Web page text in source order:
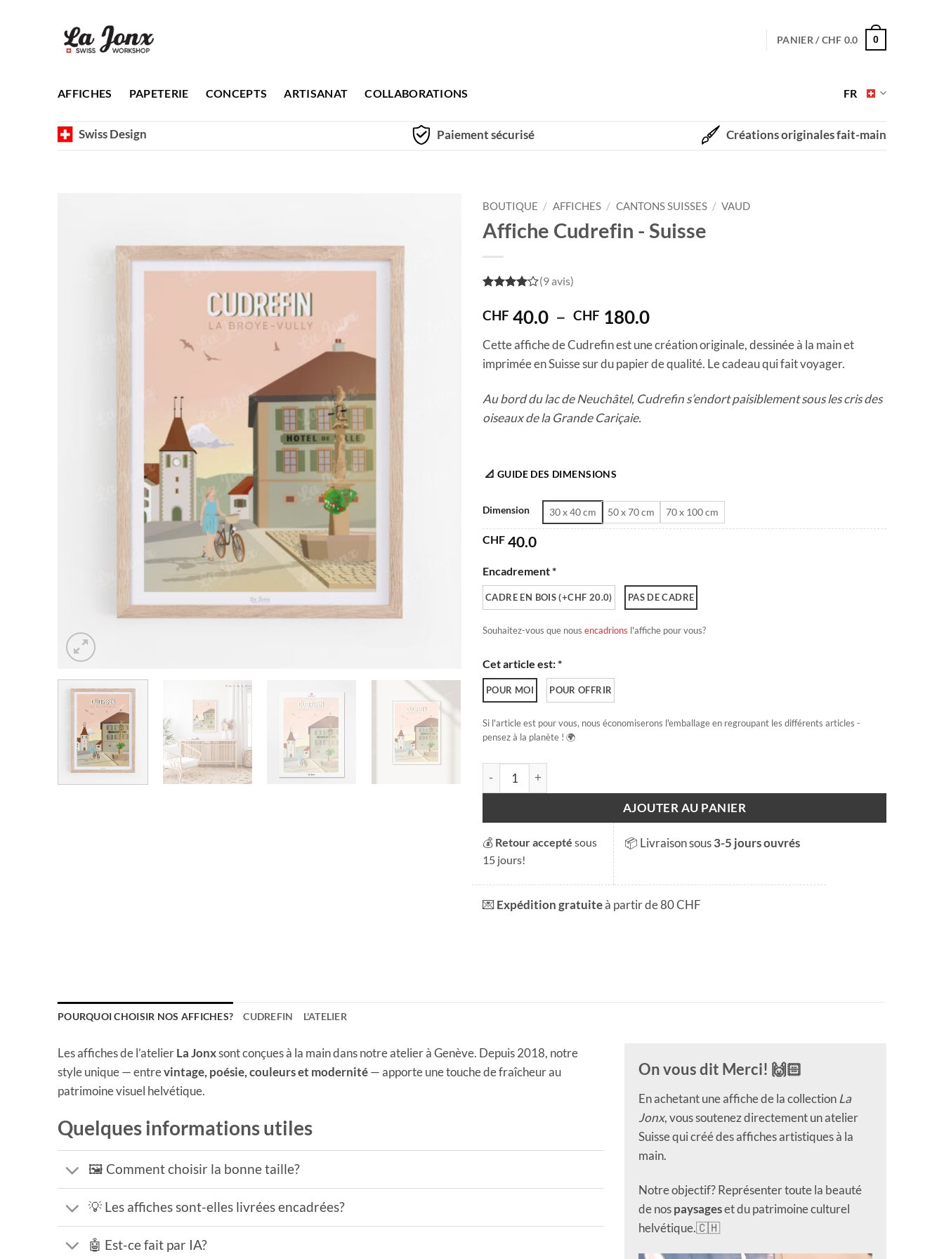
PANIER /CHF 0.0 0
AFFICHES PAPETERIE CONCEPTS ARTISANAT COLLABORATIONS FR
Swiss Design Paiement sécurisé Créations originales fait-main
BOUTIQUE / AFFICHES / CANTONS SUISSES / VAUD
Affiche Cudrefin - Suisse
5
(9 avis)
CHF 40.0 – CHF 180.0Plage
prix :
CHF 40.0
CHF 180.0
Cette affiche de Cudrefin est une création originale, dessinée à la main et
imprimée en Suisse sur du papier de qualité. Le cadeau qui fait voyager.
Au bord du lac de Neuchâtel, Cudrefin s’endort paisiblement sous les cris des
oiseaux de la Grande Cariçaie.
📐 GUIDE DES DIMENSIONS
Dimension 30 x 40 cm 50 x 70 cm 70 x 100 cm
CHF 40.0
Encadrement *
CADRE EN BOIS (+CHF 20.0) PAS DE CADRE
Souhaitez-vous que nous encadrions l'affiche pour vous?
Cet article est: *
POUR MOI POUR OFFRIR
Si l'article est pour vous, nous économiserons l'emballage en regroupant les différents articles -
pensez à la planète ! 🌍
quantité de Cudrefin
AJOUTER AU PANIER
💰 Retour accepté sous
15 jours!
📦 Livraison sous3-5 jours ouvrés
💌Expédition gratuiteà partir de 80 CHF
POURQUOI CHOISIR NOS AFFICHES? CUDREFIN L'ATELIER
Les affiches de l’atelierLa Jonxsont conçues à la main dans notre atelier à Genève. Depuis 2018, notre
style unique — entrevintage, poésie, couleurs et modernité— apporte une touche de fraîcheur au
patrimoine visuel helvétique.
Quelques informations utiles
🖼️ Comment choisir la bonne taille?
💡 Les affiches sont-elles livrées encadrées?
🤖 Est-ce fait par IA?
On vous dit Merci! 🙌🏻
En achetant une affiche de la collection La
Jonx, vous soutenez directement un atelier
Suisse qui créé des affiches artistiques à la
main.
Notre objectif? Représenter toute la beauté
de nospaysageset du patrimoine culturel
helvétique.🇨🇭